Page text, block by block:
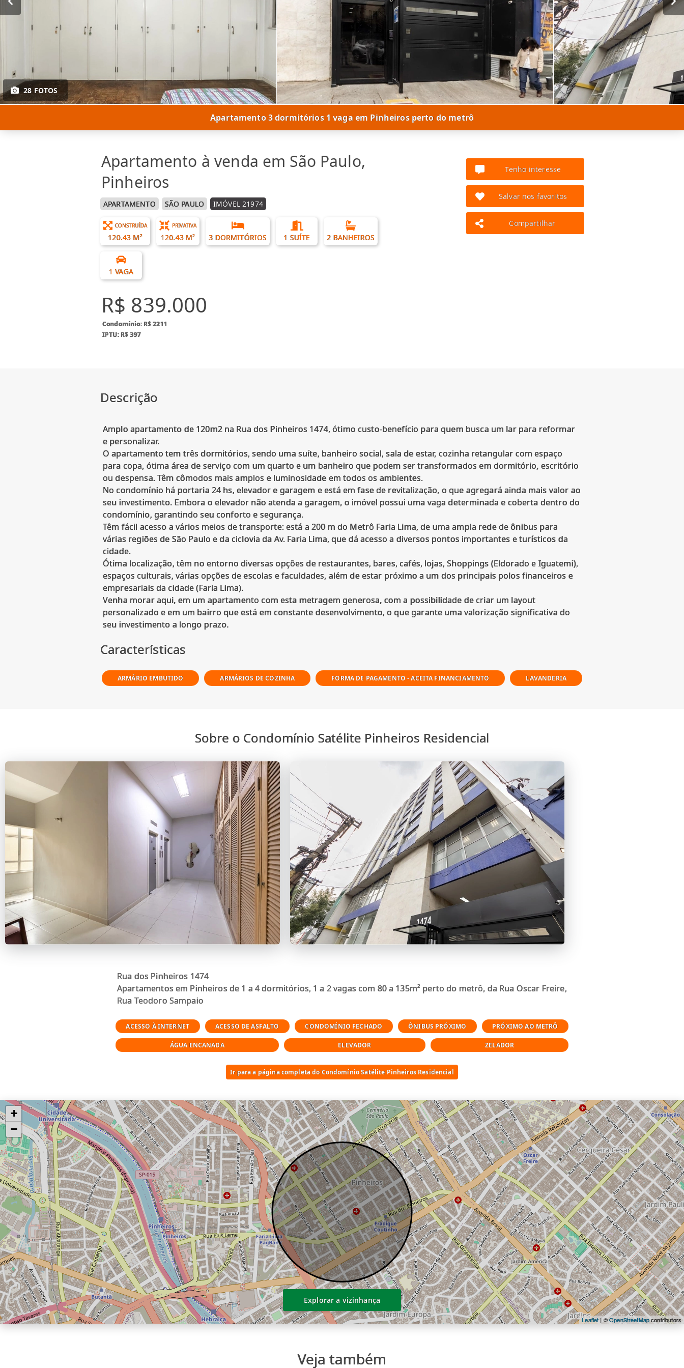
28 FOTOS
Apartamento 3 dormitórios 1 vaga em Pinheiros perto do metrô
Apartamento à venda em São Paulo,
Pinheiros
APARTAMENTO SÃO PAULO IMÓVEL 21974
CONSTRUÍDA
120.43 M²
PRIVATIVA
120.43 M² 3 DORMITÓRIOS 1 SUÍTE 2 BANHEIROS
1 VAGA
R$ 839.000
Condomínio: R$ 2211
IPTU: R$ 397
Tenho interesse
Salvar nos favoritos
Compartilhar
Descrição
Amplo apartamento de 120m2 na Rua dos Pinheiros 1474, ótimo custo-benefício para quem busca um lar para reformar
e personalizar.
O apartamento tem três dormitórios, sendo uma suíte, banheiro social, sala de estar, cozinha retangular com espaço
para copa, ótima área de serviço com um quarto e um banheiro que podem ser transformados em dormitório, escritório
ou despensa. Têm cômodos mais amplos e luminosidade em todos os ambientes.
No condomínio há portaria 24 hs, elevador e garagem e está em fase de revitalização, o que agregará ainda mais valor ao
seu investimento. Embora o elevador não atenda a garagem, o imóvel possui uma vaga determinada e coberta dentro do
condomínio, garantindo seu conforto e segurança.
Têm fácil acesso a vários meios de transporte: está a 200 m do Metrô Faria Lima, de uma ampla rede de ônibus para
várias regiões de São Paulo e da ciclovia da Av. Faria Lima, que dá acesso a diversos pontos importantes e turísticos da
cidade.
Ótima localização, têm no entorno diversas opções de restaurantes, bares, cafés, lojas, Shoppings (Eldorado e Iguatemi),
espaços culturais, várias opções de escolas e faculdades, além de estar próximo a um dos principais polos financeiros e
empresariais da cidade (Faria Lima).
Venha morar aqui, em um apartamento com esta metragem generosa, com a possibilidade de criar um layout
personalizado e em um bairro que está em constante desenvolvimento, o que garante uma valorização significativa do
Características
ARMÁRIO EMBUTIDO ARMÁRIOS DE COZINHA FORMA DE PAGAMENTO - ACEITA FINANCIAMENTO LAVANDERIA
Sobre o Condomínio Satélite Pinheiros Residencial
Rua dos Pinheiros 1474
Apartamentos em Pinheiros de 1 a 4 dormitórios, 1 a 2 vagas com 80 a 135m² perto do metrô, da Rua Oscar Freire,
Rua Teodoro Sampaio
ACESSO À INTERNET ACESSO DE ASFALTO CONDOMÍNIO FECHADO ÔNIBUS PRÓXIMO PRÓXIMO AO METRÔ
ÁGUA ENCANADA ELEVADOR ZELADOR
Ir para a página completa do Condomínio Satélite Pinheiros Residencial
+
−
Leaflet| ©OpenStreetMapcontributors
Explorar a vizinhança
Veja também